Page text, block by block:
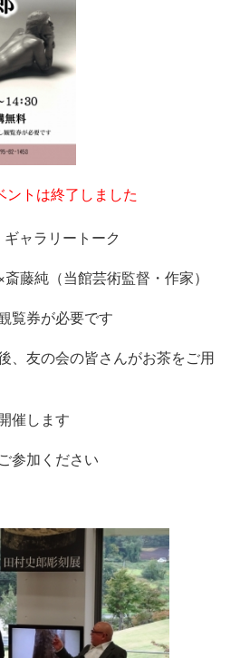
ントは終了しました
ャラリートーク
藤純（当館芸術監督・作家）
覧券が必要です
、友の会の皆さんがお茶をご用
催します
加ください